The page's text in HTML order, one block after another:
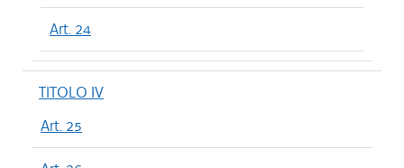
Art. 24
TITOLO IV
Art. 25